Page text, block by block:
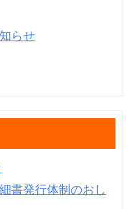
らせ
書発⾏体制のおし